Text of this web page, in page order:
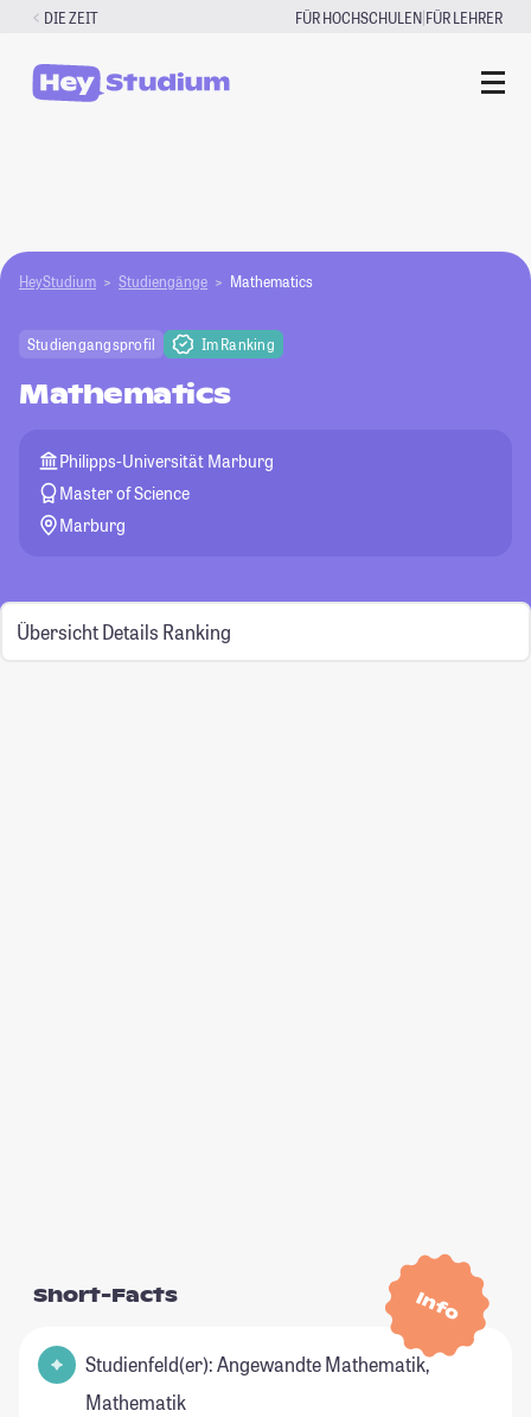
Zum
springen
DIE ZEIT FÜR HOCHSCHULEN|FÜR LEHRER
HeyStudium Studiengänge Mathematics
Studiengangsprofil Im Ranking
Mathematics
Philipps-Universität Marburg
Master of Science
Marburg
Übersicht Details Ranking
Info
Short-Facts
Studienfeld(er): Angewandte Mathematik,
Mathematik